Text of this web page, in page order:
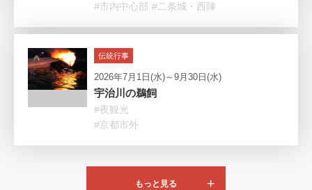
#市内中心部 #二条城・西陣
伝統行事
2026年7月1日(水)～9月30日(水)
宇治川の鵜飼
#夜観光
#京都市外
もっと見る